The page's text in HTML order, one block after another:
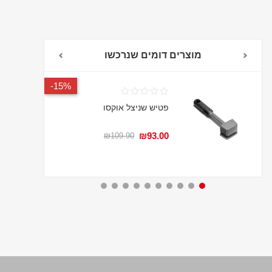
מוצרים דומים שנרכשו
15%-
פטיש שניצל אוקסו
₪93.00
₪109.90